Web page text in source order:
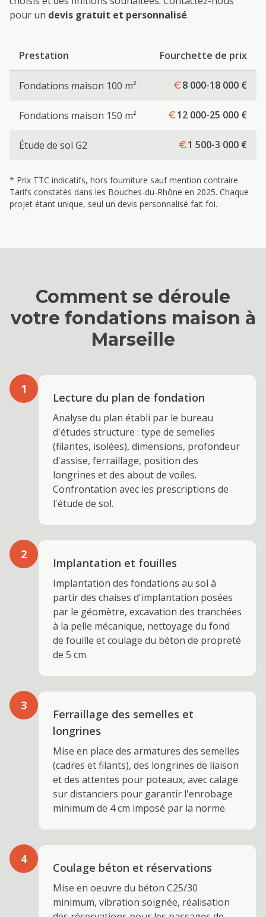
pour un devis gratuit et personnalisé.
Prestation Fourchette de prix
Fondations maison 100 m² 8 000-18 000 €
Fondations maison 150 m² 12 000-25 000 €
Étude de sol G2 1 500-3 000 €
* Prix TTC indicatifs, hors fourniture sauf mention contraire.
Tarifs constatés dans les Bouches-du-Rhône en 2025. Chaque
projet étant unique, seul un devis personnalisé fait foi.
Comment se déroule
votre fondations maison à
Marseille
1
Lecture du plan de fondation
Analyse du plan établi par le bureau
d'études structure : type de semelles
(filantes, isolées), dimensions, profondeur
d'assise, ferraillage, position des
longrines et des about de voiles.
Confrontation avec les prescriptions de
l'étude de sol.
2
Implantation et fouilles
Implantation des fondations au sol à
partir des chaises d'implantation posées
par le géomètre, excavation des tranchées
à la pelle mécanique, nettoyage du fond
de fouille et coulage du béton de propreté
de 5 cm.
3
Ferraillage des semelles et
longrines
Mise en place des armatures des semelles
(cadres et filants), des longrines de liaison
et des attentes pour poteaux, avec calage
sur distanciers pour garantir l'enrobage
minimum de 4 cm imposé par la norme.
4
Coulage béton et réservations
Mise en oeuvre du béton C25/30
minimum, vibration soignée, réalisation